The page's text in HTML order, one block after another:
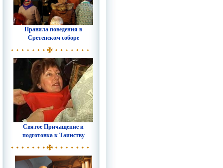
Правила поведения в
Сретенском соборе
Святое Причащение и
подготовка к Таинству